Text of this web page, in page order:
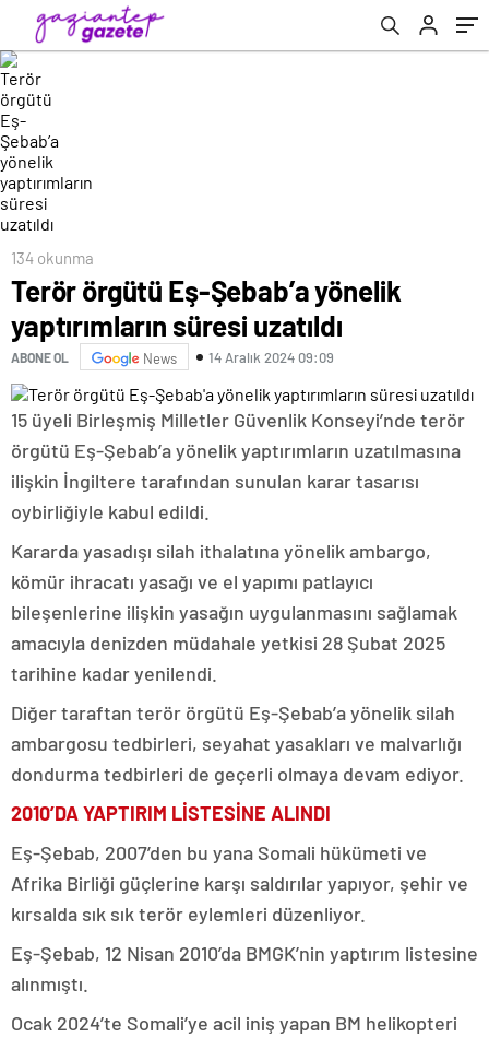
134 okunma
Terör örgütü Eş-Şebab’a yönelik
yaptırımların süresi uzatıldı
ABONE OL News 14 Aralık 2024 09:09
15 üyeli Birleşmiş Milletler Güvenlik Konseyi’nde terör
örgütü Eş-Şebab’a yönelik yaptırımların uzatılmasına
ilişkin İngiltere tarafından sunulan karar tasarısı
oybirliğiyle kabul edildi.
Kararda yasadışı silah ithalatına yönelik ambargo,
kömür ihracatı yasağı ve el yapımı patlayıcı
bileşenlerine ilişkin yasağın uygulanmasını sağlamak
amacıyla denizden müdahale yetkisi 28 Şubat 2025
tarihine kadar yenilendi.
Diğer taraftan terör örgütü Eş-Şebab’a yönelik silah
ambargosu tedbirleri, seyahat yasakları ve malvarlığı
dondurma tedbirleri de geçerli olmaya devam ediyor.
2010’DA YAPTIRIM LİSTESİNE ALINDI
Eş-Şebab, 2007’den bu yana Somali hükümeti ve
Afrika Birliği güçlerine karşı saldırılar yapıyor, şehir ve
kırsalda sık sık terör eylemleri düzenliyor.
Eş-Şebab, 12 Nisan 2010’da BMGK’nin yaptırım listesine
alınmıştı.
Ocak 2024’te Somali’ye acil iniş yapan BM helikopteri